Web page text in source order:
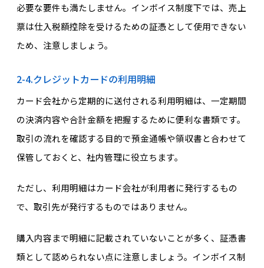
必要な要件も満たしません。インボイス制度下では、売上
票は仕入税額控除を受けるための証憑として使用できない
ため、注意しましょう。
2-4.クレジットカードの利用明細
カード会社から定期的に送付される利用明細は、一定期間
の決済内容や合計金額を把握するために便利な書類です。
取引の流れを確認する目的で預金通帳や領収書と合わせて
保管しておくと、社内管理に役立ちます。
ただし、利用明細はカード会社が利用者に発行するもの
で、取引先が発行するものではありません。
購入内容まで明細に記載されていないことが多く、証憑書
類として認められない点に注意しましょう。インボイス制